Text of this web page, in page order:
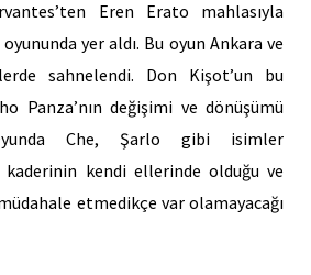
Eren Erato mahlasıyla
yer aldı. Bu oyun Ankara ve
sahnelendi. Don Kişot’un bu
Panza’nın değişimi ve dönüşümü
Che, Şarlo gibi isimler
kaderinin kendi ellerinde olduğu ve
etmedikçe var olamayacağı